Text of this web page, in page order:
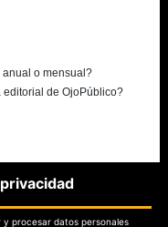
o mensual?
de OjoPúblico?
procesar datos personales